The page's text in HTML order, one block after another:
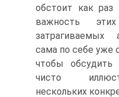
обстоит как
важность
затрагиваемых
сама по себе уже
чтобы
чисто
нескольких